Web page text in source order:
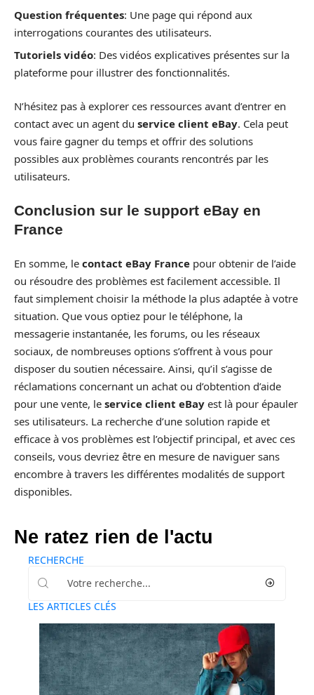
Question fréquentes: Une page qui répond aux
interrogations courantes des utilisateurs.
Tutoriels vidéo: Des vidéos explicatives présentes sur la
plateforme pour illustrer des fonctionnalités.
N’hésitez pas à explorer ces ressources avant d’entrer en
contact avec un agent du service client eBay. Cela peut
vous faire gagner du temps et offrir des solutions
possibles aux problèmes courants rencontrés par les
utilisateurs.
Conclusion sur le support eBay en
France
En somme, le contact eBay France pour obtenir de l’aide
ou résoudre des problèmes est facilement accessible. Il
faut simplement choisir la méthode la plus adaptée à votre
situation. Que vous optiez pour le téléphone, la
messagerie instantanée, les forums, ou les réseaux
sociaux, de nombreuses options s’offrent à vous pour
disposer du soutien nécessaire. Ainsi, qu’il s’agisse de
réclamations concernant un achat ou d’obtention d’aide
pour une vente, le service client eBay est là pour épauler
ses utilisateurs. La recherche d’une solution rapide et
efficace à vos problèmes est l’objectif principal, et avec ces
conseils, vous devriez être en mesure de naviguer sans
encombre à travers les différentes modalités de support
disponibles.
Ne ratez rien de l'actu
RECHERCHE
LES ARTICLES CLÉS